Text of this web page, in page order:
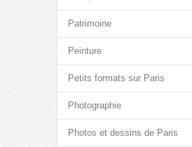
Patrimoine
Peinture
Petits formats sur Paris
Photographie
Photos et dessins de Paris